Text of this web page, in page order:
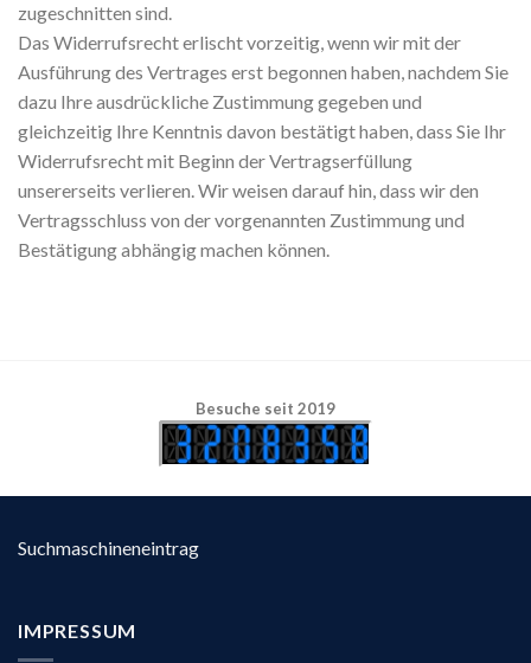
zugeschnitten sind.
Das Widerrufsrecht erlischt vorzeitig, wenn wir mit der
Ausführung des Vertrages erst begonnen haben, nachdem Sie
dazu Ihre ausdrückliche Zustimmung gegeben und
gleichzeitig Ihre Kenntnis davon bestätigt haben, dass Sie Ihr
Widerrufsrecht mit Beginn der Vertragserfüllung
unsererseits verlieren. Wir weisen darauf hin, dass wir den
Vertragsschluss von der vorgenannten Zustimmung und
Bestätigung abhängig machen können.
Besuche seit 2019
Suchmaschineneintrag
IMPRESSUM